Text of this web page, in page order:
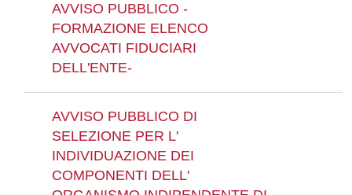
AVVISO PUBBLICO -
FORMAZIONE ELENCO
AVVOCATI FIDUCIARI
DELL'ENTE-
AVVISO PUBBLICO DI
SELEZIONE PER L'
INDIVIDUAZIONE DEI
COMPONENTI DELL'